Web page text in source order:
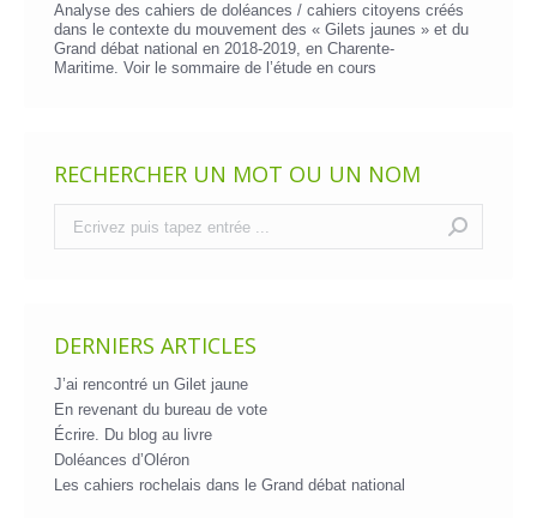
Analyse des cahiers de doléances / cahiers citoyens créés
dans le contexte du mouvement des « Gilets jaunes » et du
Grand débat national en 2018-2019, en Charente-
Maritime. Voir le sommaire de l’étude en cours
RECHERCHER UN MOT OU UN NOM
DERNIERS ARTICLES
J’ai rencontré un Gilet jaune
En revenant du bureau de vote
Écrire. Du blog au livre
Doléances d’Oléron
Les cahiers rochelais dans le Grand débat national